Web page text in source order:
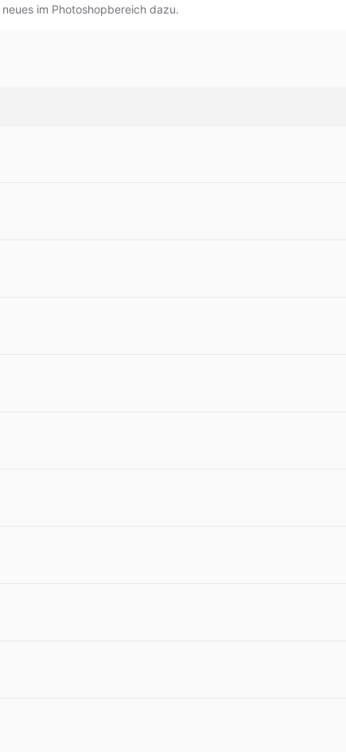
im Photoshopbereich dazu.